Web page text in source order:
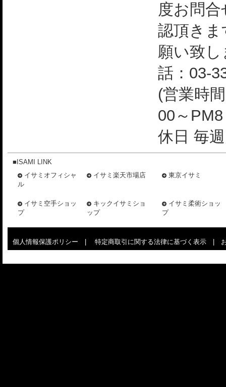
度お問
認頂き
願い致
話：03-
(営業時
00～
休日 毎
■ISAMI LINK
イサミオフィシャ
ル
イサミ楽天市場店 東京イサミ
イサミ空手ショッ
プ
キックイサミショ
ップ
イサミ柔術ショッ
プ
個人情報保護ポリシー 特定商取引に関する法律に基づく表示